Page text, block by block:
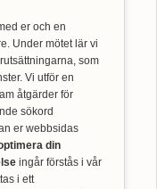
er och en
Under mötet lär vi
som
Vi utför en
åtgärder för
sökord
er webbsidas
din
ingår förstås i vår
i ett